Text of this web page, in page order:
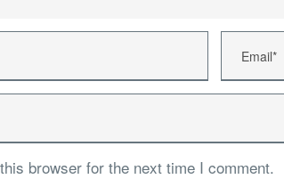
browser for the next time I comment.